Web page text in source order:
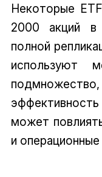
Некоторые
2000 акций в
полной
используют
может
и